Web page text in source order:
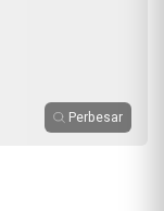
Perbesar